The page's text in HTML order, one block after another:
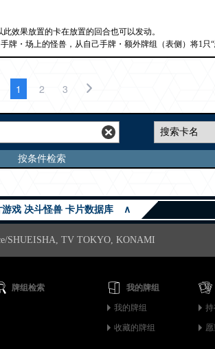
效果放置的卡在放置的回合也可以发动。
・场上的怪兽，从自己手牌・额外牌组（表侧）将1只“
1 2 3
按条件检索
戏 决斗怪兽 卡片数据库 ∧
SHUEISHA, TV TOKYO, KONAMI
牌组检索 我的牌组
我的牌组
收藏的牌组